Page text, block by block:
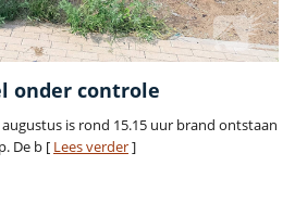
onder controle
is rond 15.15 uur brand ontstaan
De b [ Lees verder]